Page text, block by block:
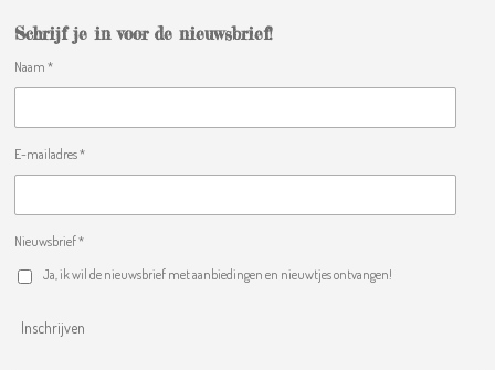
Schrijf je in voor de nieuwsbrief!
Naam *
E-mailadres *
Nieuwsbrief *
Ja, ik wil de nieuwsbrief met aanbiedingen en nieuwtjes ontvangen!
Inschrijven